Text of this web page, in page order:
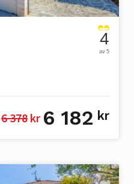
4
av 5
6 378 kr 6 182 kr